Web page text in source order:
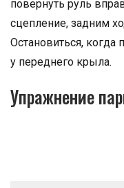
повернуть руль
сцепление, задним
Остановиться,
у переднего крыла.
Упражнение